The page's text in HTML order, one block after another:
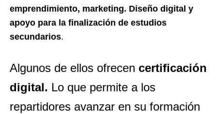
emprendimiento, marketing. Diseño digital y
apoyo para la finalización de estudios
secundarios.
Algunos de ellos ofrecen certificación
digital. Lo que permite a los
repartidores avanzar en su formación